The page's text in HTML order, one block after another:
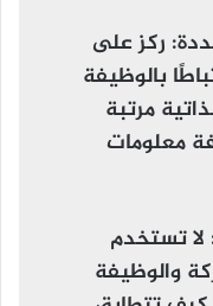
: ركز على
بالوظيفة
مرتبة
معلومات
لا تستخدم
والوظيفة